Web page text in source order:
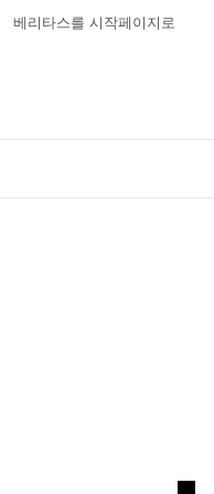
베리타스를 시작페이지로